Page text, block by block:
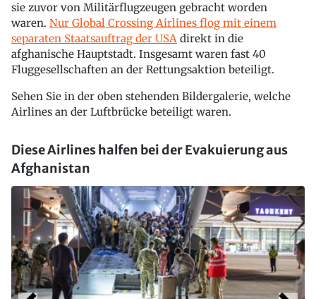
sie zuvor von Militärflugzeugen gebracht worden
waren. Nur Global Crossing Airlines flog mit einem
separaten Staatsauftrag der USA direkt in die
afghanische Hauptstadt. Insgesamt waren fast 40
Fluggesellschaften an der Rettungsaktion beteiligt.
Sehen Sie in der oben stehenden Bildergalerie, welche
Airlines an der Luftbrücke beteiligt waren.
Diese Airlines halfen bei der Evakuierung aus
Afghanistan